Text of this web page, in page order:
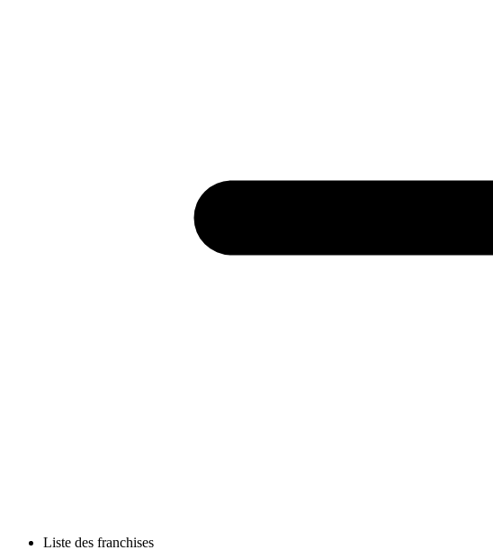
Liste des franchises